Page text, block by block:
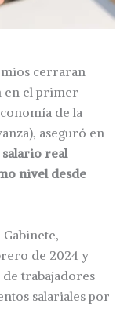
cerraran
en el primer
de la
aseguró en
salario real
nivel desde
de 2024 y
de trabajadores
salariales por